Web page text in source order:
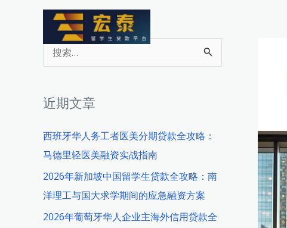
搜
索
近期文章
西班牙华人务工者医美分期贷款全攻略：
马德里轻医美融资实战指南
2026年新加坡中国留学生贷款全攻略：南
洋理工与国大求学期间的应急融资方案
2026年葡萄牙华人企业主海外信用贷款全